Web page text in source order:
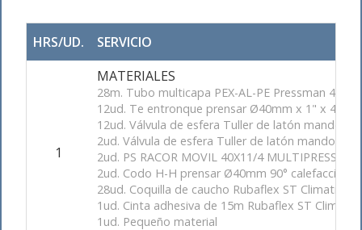
HRS/UD. SERVICIO
1
MATERIALES
28m. Tubo multicapa PEX-AL-PE Pressman 40/
12ud. Te entronque prensar Ø40mm x 1" x
12ud. Válvula de esfera Tuller de latón mando
2ud. Válvula de esfera Tuller de latón mando
2ud. PS RACOR MOVIL 40X11/4 MULTIPRESS
2ud. Codo H-H prensar Ø40mm 90° calefacción
28ud. Coquilla de caucho Rubaflex ST
1ud. Cinta adhesiva de 15m Rubaflex ST
1ud. Pequeño material